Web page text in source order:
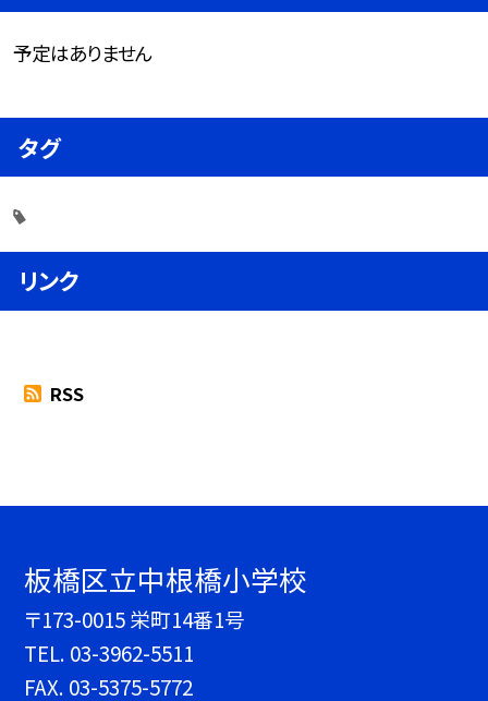
予定はありません
タグ
リンク
RSS
板橋区立中根橋小学校
〒173-0015 栄町14番1号
TEL. 03-3962-5511
FAX. 03-5375-5772